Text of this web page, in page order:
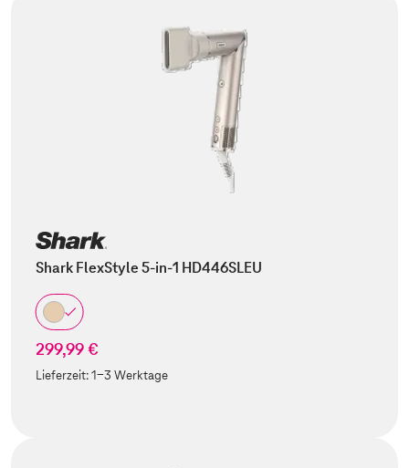
Shark FlexStyle 5-in-1 HD446SLEU
299,99 €
Lieferzeit:1-3 Werktage